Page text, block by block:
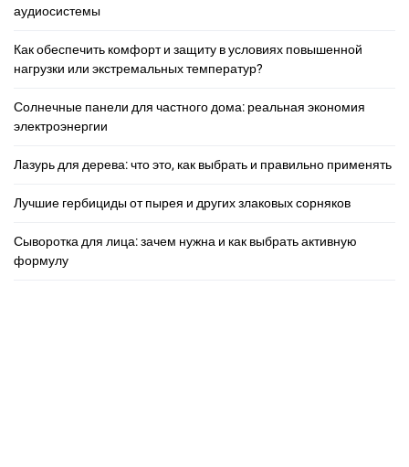
аудиосистемы
Как обеспечить комфорт и защиту в условиях повышенной
нагрузки или экстремальных температур?
Солнечные панели для частного дома: реальная экономия
электроэнергии
Лазурь для дерева: что это, как выбрать и правильно применять
Лучшие гербициды от пырея и других злаковых сорняков
Сыворотка для лица: зачем нужна и как выбрать активную
формулу